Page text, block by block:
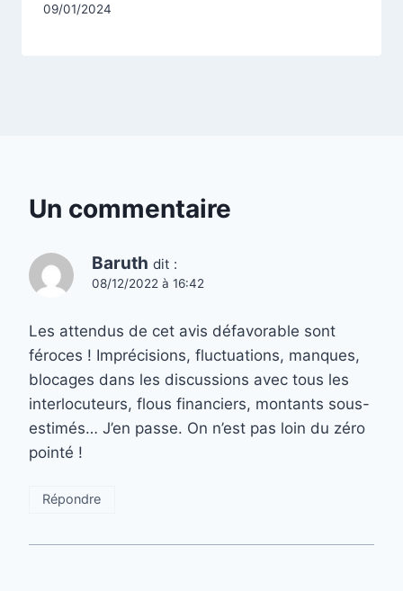
Par
09/01/2024
Un commentaire
Baruth dit :
08/12/2022 à 16:42
Les attendus de cet avis défavorable sont
féroces ! Imprécisions, fluctuations, manques,
blocages dans les discussions avec tous les
interlocuteurs, flous financiers, montants sous-
estimés… J’en passe. On n’est pas loin du zéro
pointé !
Répondre